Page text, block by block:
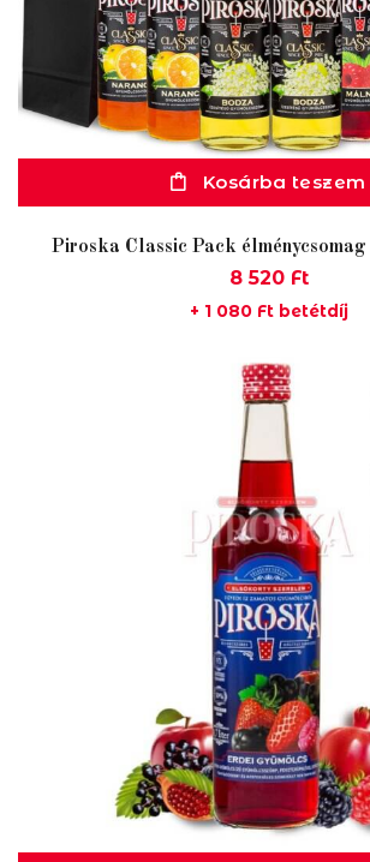
Kosárba teszem
Piroska Classic Pack
8 520 Ft
+ 1 080 Ft betétdíj